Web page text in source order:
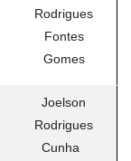
Rodrigues
Fontes
Gomes
Joelson
Rodrigues
Cunha